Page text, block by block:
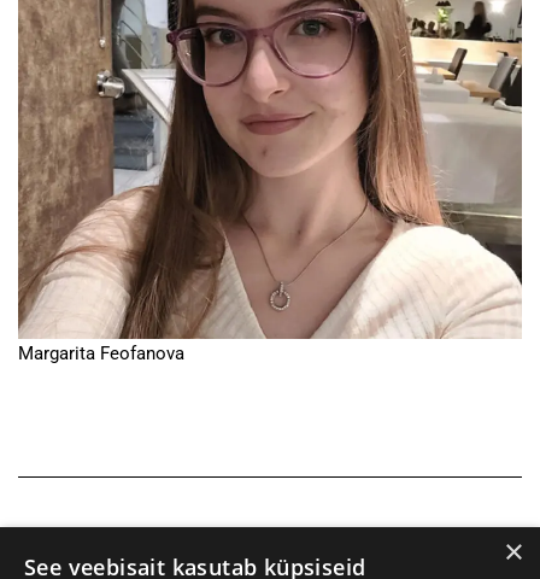
Margarita Feofanova
×
See veebisait kasutab küpsiseid